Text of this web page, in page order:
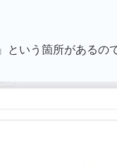
という箇所があるの